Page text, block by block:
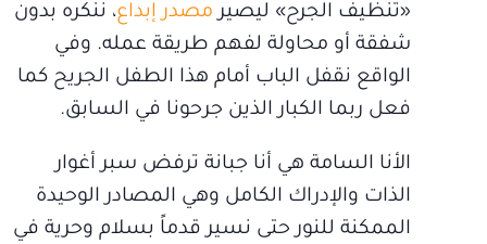
«تنظيف الجرح» ليصير مصدر إبداع، ننكره بدون
شفقة أو محاولة لفهم طريقة عمله. وفي
الواقع نقفل الباب أمام هذا الطفل الجريح كما
فعل ربما الكبار الذين جرحونا في السابق.
الأنا السامة هي أنا جبانة ترفض سبر أغوار
الذات والإدراك الكامل وهي المصادر الوحيدة
الممكنة للنور حتى نسير قدماً بسلام وحرية في